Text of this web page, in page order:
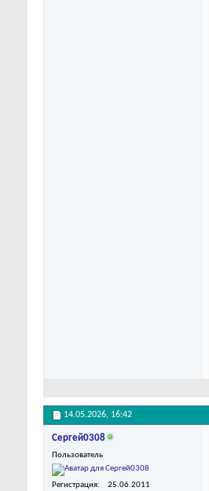
14.05.2026, 16:42
Сергей0308
Пользователь
Регистрация
25.06.2011